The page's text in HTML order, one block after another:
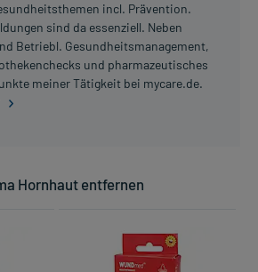
incl. Prävention.
sind da essenziell. Neben
Betriebl. Gesundheitsmanagement,
und pharmazeutisches
meiner Tätigkeit bei mycare.de.
Hornhaut entfernen